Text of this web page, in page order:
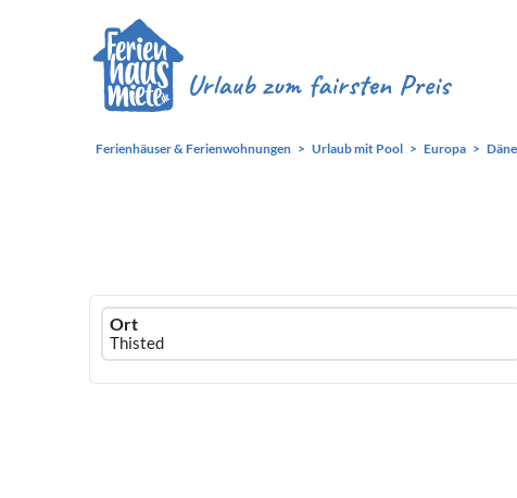
Ferienhäuser & Ferienwohnungen Urlaub mit Pool Europa
Ferienhausmiete
logo
Ort